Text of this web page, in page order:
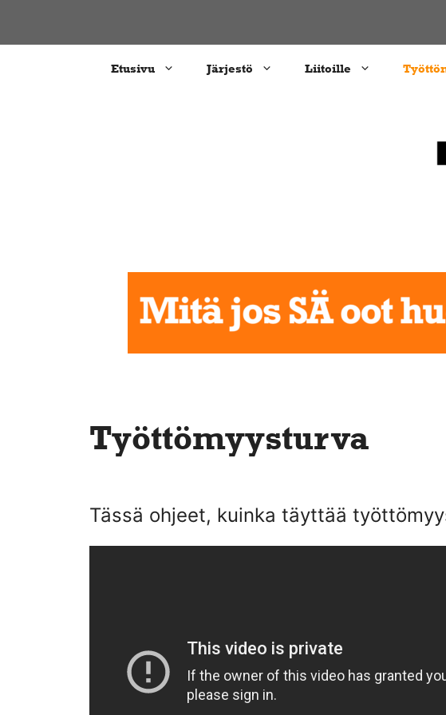
Etusivu Järjestö Liitoille
Työttömyysturva
Tässä ohjeet, kuinka täyttää